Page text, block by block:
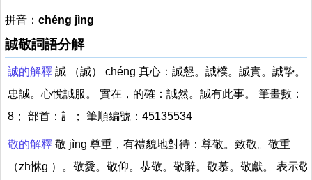
拼音： chéng jìng
誠敬詞語分解
誠的解釋 誠 （誠） chéng 真心：誠懇。誠樸。誠實。誠摯。
忠誠。心悅誠服。 實在，的確：誠然。誠有此事。 筆畫數：
8； 部首：訁； 筆順編號：45135534
敬的解釋 敬 jìng 尊重，有禮貌地對待：尊敬。致敬。敬重
（zh恘g ）。敬愛。敬仰。恭敬。敬辭。敬慕。敬獻。 表示敬